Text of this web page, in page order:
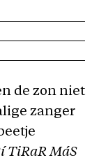
de zon niet
zanger
TiRaR MáS